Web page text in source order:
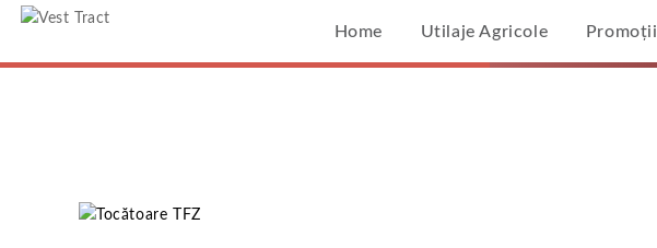
Home Utilaje Agricole Promoții